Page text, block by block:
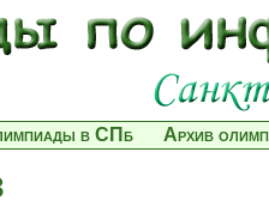
в СПб Архив